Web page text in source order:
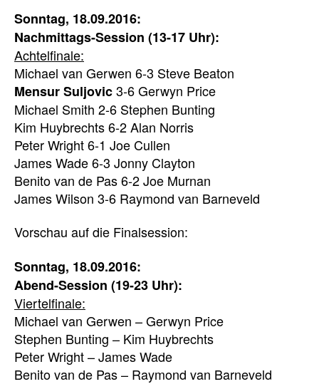
Sonntag, 18.09.2016:
Nachmittags-Session (13-17 Uhr):
Achtelfinale:
Michael van Gerwen 6-3 Steve Beaton
Mensur Suljovic3-6 Gerwyn Price
Michael Smith 2-6 Stephen Bunting
Kim Huybrechts 6-2 Alan Norris
Peter Wright 6-1 Joe Cullen
James Wade 6-3 Jonny Clayton
Benito van de Pas 6-2 Joe Murnan
James Wilson 3-6 Raymond van Barneveld
Vorschau auf die Finalsession:
Sonntag, 18.09.2016:
Abend-Session (19-23 Uhr):
Viertelfinale:
Michael van Gerwen – Gerwyn Price
Stephen Bunting – Kim Huybrechts
Peter Wright – James Wade
Benito van de Pas – Raymond van Barneveld